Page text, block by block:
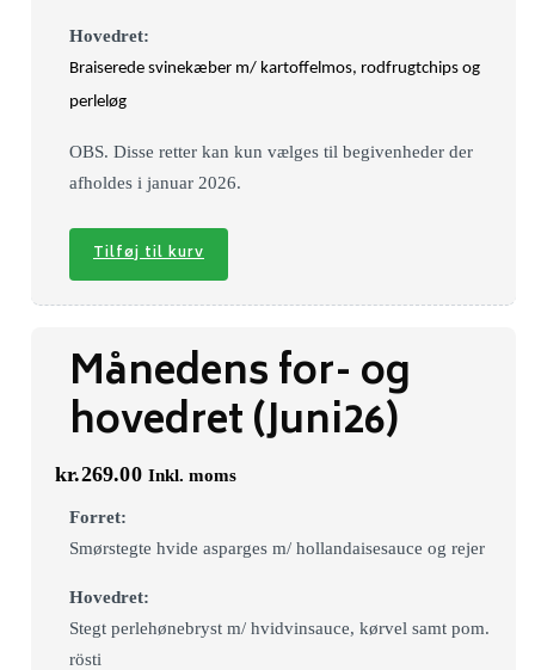
Hovedret:
Braiserede svinekæber m/ kartoffelmos, rodfrugtchips og
perleløg
OBS. Disse retter kan kun vælges til begivenheder der
afholdes i januar 2026.
Tilføj til kurv
Månedens for- og
hovedret (Juni26)
kr.269.00 Inkl. moms
Forret:
Smørstegte hvide asparges m/ hollandaisesauce og rejer
Hovedret:
Stegt perlehønebryst m/ hvidvinsauce, kørvel samt pom.
rösti